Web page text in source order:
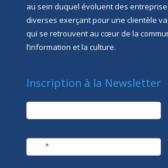
au sein duquel évoluent des
diverses exerçant pour une clientèle
qui se retrouvent au cœur de la
l’information et la culture.
Inscription à la Newsletter
newsletter
*